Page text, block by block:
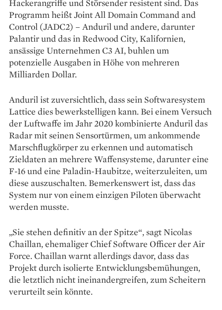
Hackerangriffe und Störsender resistent sind. Das
Programm heißt Joint All Domain Command and
Control (JADC2) – Anduril und andere, darunter
Palantir und das in Redwood City, Kalifornien,
ansässige Unternehmen C3 AI, buhlen um
potenzielle Ausgaben in Höhe von mehreren
Milliarden Dollar.
Anduril ist zuversichtlich, dass sein Softwaresystem
Lattice dies bewerkstelligen kann. Bei einem Versuch
der Luftwaffe im Jahr 2020 kombinierte Anduril das
Radar mit seinen Sensortürmen, um ankommende
Marschflugkörper zu erkennen und automatisch
Zieldaten an mehrere Waffensysteme, darunter eine
F-16 und eine Paladin-Haubitze, weiterzuleiten, um
diese auszuschalten. Bemerkenswert ist, dass das
System nur von einem einzigen Piloten überwacht
werden musste.
„Sie stehen definitiv an der Spitze“, sagt Nicolas
Chaillan, ehemaliger Chief Software Officer der Air
Force. Chaillan warnt allerdings davor, dass das
Projekt durch isolierte Entwicklungsbemühungen,
die letztlich nicht ineinandergreifen, zum Scheitern
verurteilt sein könnte.